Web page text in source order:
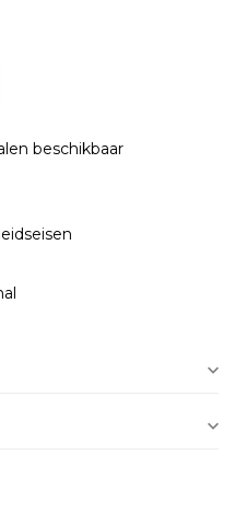
beschikbaar